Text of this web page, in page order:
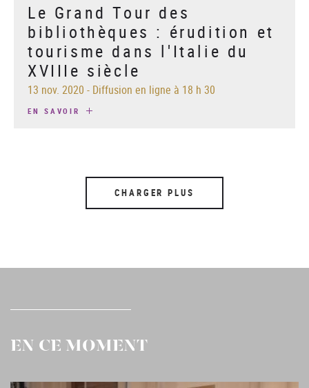
Le Grand Tour des
bibliothèques : érudition et
tourisme dans l'Italie du
XVIIIe siècle
13 nov. 2020 - Diffusion en ligne à 18 h 30
EN SAVOIR
CHARGER PLUS
EN CE MOMENT